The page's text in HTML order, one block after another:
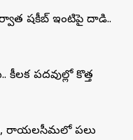
షకీబ్‌ ఇంటిపై దాడి..
పదవుల్లో కొత్త
రాయలసీమలో పలు